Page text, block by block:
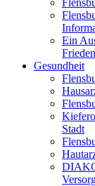
Ein
Gesundheit
Stadt